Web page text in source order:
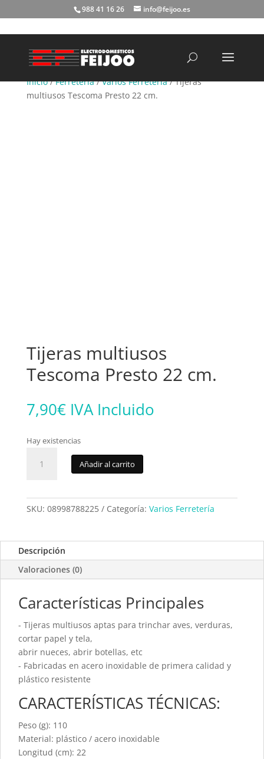
988 41 16 26 info@feijoo.es
Inicio/Ferretería/Varios Ferretería/ Tijeras
multiusos Tescoma Presto 22 cm.
Tijeras multiusos
Tescoma Presto 22 cm.
7,90€ IVA Incluido
Hay existencias
multiusos
22
Añadir al carrito
SKU: 08998788225 Categoría: Varios Ferretería
Descripción
Valoraciones (0)
Características Principales
- Tijeras multiusos aptas para trinchar aves, verduras,
cortar papel y tela,
abrir nueces, abrir botellas, etc
- Fabricadas en acero inoxidable de primera calidad y
plástico resistente
CARACTERÍSTICAS TÉCNICAS:
Peso (g): 110
Material: plástico / acero inoxidable
Longitud (cm): 22